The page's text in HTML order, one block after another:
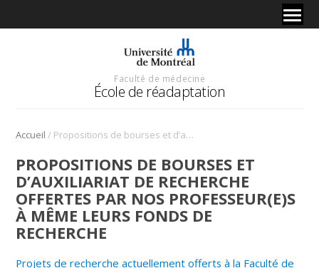
Faculté de médecine
École de réadaptation
Accueil / Propositions de bourses et d’auxiliariat de recherche offertes par nos professeur(e)s à même leurs fonds de recherche
PROPOSITIONS DE BOURSES ET
D’AUXILIARIAT DE RECHERCHE
OFFERTES PAR NOS PROFESSEUR(E)S
À MÊME LEURS FONDS DE
RECHERCHE
Projets de recherche actuellement offerts à la Faculté de